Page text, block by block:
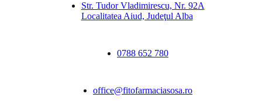
Str. Tudor Vladimirescu, Nr. 92A
Localitatea Aiud, Judeţul Alba
0788 652 780
office@fitofarmaciasosa.ro